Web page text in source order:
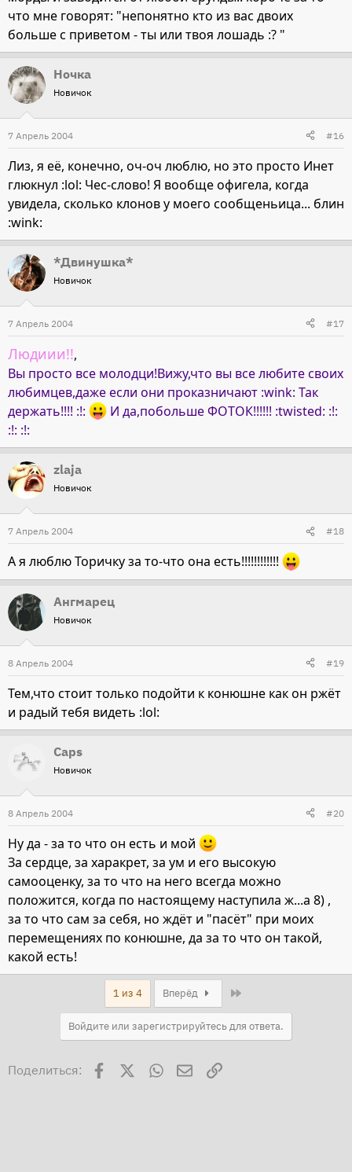
что мне говорят: "непонятно кто из вас двоих
больше с приветом - ты или твоя лошадь :? "
Ночка
Новичок
7 Апрель 2004 #16
Лиз, я её, конечно, оч-оч люблю, но это просто Инет
глюкнул :lol: Чес-слово! Я вообще офигела, когда
увидела, сколько клонов у моего сообщеньица... блин
:wink:
*Двинушка*
Новичок
7 Апрель 2004 #17
Людиии!!,
Вы просто все молодци!Вижу,что вы все любите своих
любимцев,даже если они проказничают :wink: Так
держать!!!! :!:
И да,побольше ФОТОК!!!!!! :twisted: :!:
:!: :!:
zlaja
Новичок
7 Апрель 2004 #18
А я люблю Торичку за то-что она есть!!!!!!!!!!!!
Ангмарец
Новичок
8 Апрель 2004 #19
Тем,что стоит только подойти к конюшне как он ржёт
и радый тебя видеть :lol:
Caps
Новичок
8 Апрель 2004 #20
Ну да - за то что он есть и мой
За сердце, за харакрет, за ум и его высокую
самооценку, за то что на него всегда можно
положится, когда по настоящему наступила ж...а 8) ,
за то что сам за себя, но ждёт и "пасёт" при моих
перемещениях по конюшне, да за то что он такой,
какой есть!
1 из 4 Вперёд
Войдите или зарегистрируйтесь для ответа.
Поделиться: Facebook WhatsAppЭлектронная почта
Ссылка